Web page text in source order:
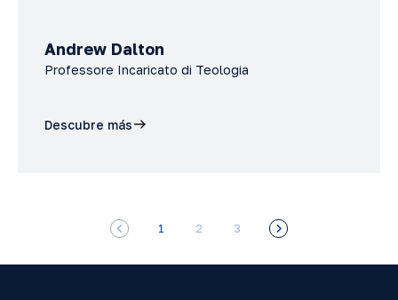
Andrew Dalton
Professore Incaricato di Teologia
Descubre más
1 2 3